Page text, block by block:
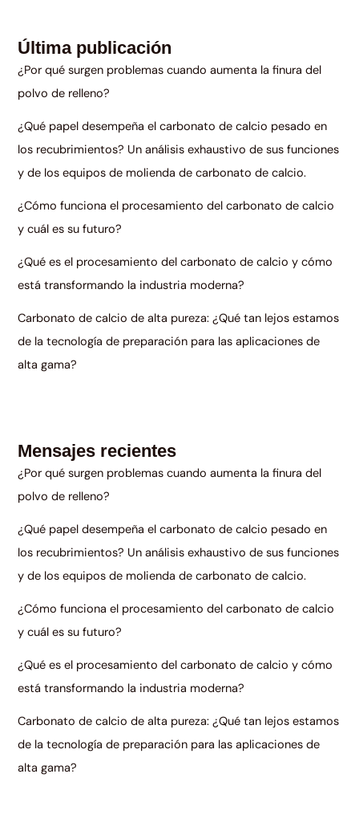
Última publicación
¿Por qué surgen problemas cuando aumenta la finura del
polvo de relleno?
¿Qué papel desempeña el carbonato de calcio pesado en
los recubrimientos? Un análisis exhaustivo de sus funciones
y de los equipos de molienda de carbonato de calcio.
¿Cómo funciona el procesamiento del carbonato de calcio
y cuál es su futuro?
¿Qué es el procesamiento del carbonato de calcio y cómo
está transformando la industria moderna?
Carbonato de calcio de alta pureza: ¿Qué tan lejos estamos
de la tecnología de preparación para las aplicaciones de
alta gama?
Mensajes recientes
¿Por qué surgen problemas cuando aumenta la finura del
polvo de relleno?
¿Qué papel desempeña el carbonato de calcio pesado en
los recubrimientos? Un análisis exhaustivo de sus funciones
y de los equipos de molienda de carbonato de calcio.
¿Cómo funciona el procesamiento del carbonato de calcio
y cuál es su futuro?
¿Qué es el procesamiento del carbonato de calcio y cómo
está transformando la industria moderna?
Carbonato de calcio de alta pureza: ¿Qué tan lejos estamos
de la tecnología de preparación para las aplicaciones de
alta gama?